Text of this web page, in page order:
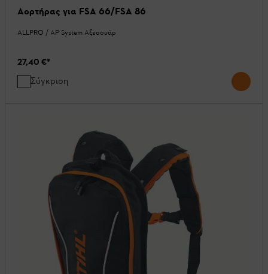
Αορτήρας για FSA 66/FSA 86
ALLPRO / AP System Αξεσουάρ
27,40 €*
Σύγκριση